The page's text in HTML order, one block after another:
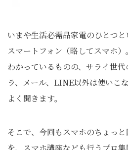
いまや生活必需品家電のひとつと
スマートフォン（略してスマホ
わかっているものの、サライ世
ラ、メール、LINE以外は使いこ
よく聞きます。
そこで、今回もスマホのちょっ